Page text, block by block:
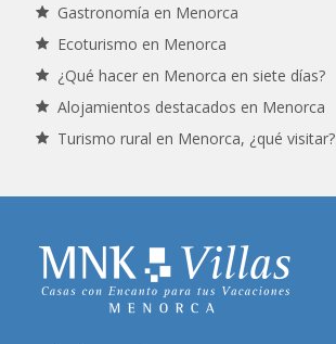
Gastronomía en Menorca
Ecoturismo en Menorca
¿Qué hacer en Menorca en siete días?
Alojamientos destacados en Menorca
Turismo rural en Menorca, ¿qué visitar?